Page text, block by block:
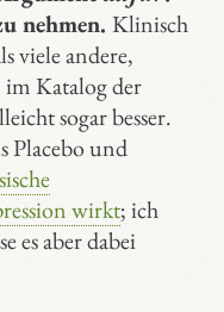
nehmen. Klinisch
viele andere,
Katalog der
sogar besser.
Placebo und
wirkt; ich
es aber dabei